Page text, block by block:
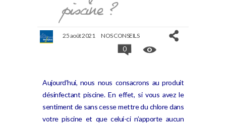
piscine ?
25 août 2021 NOS CONSEILS
0
Aujourd’hui, nous nous consacrons au produit
désinfectant piscine. En effet, si vous avez le
sentiment de sans cesse mettre du chlore dans
votre piscine et que celui-ci n’apporte aucun